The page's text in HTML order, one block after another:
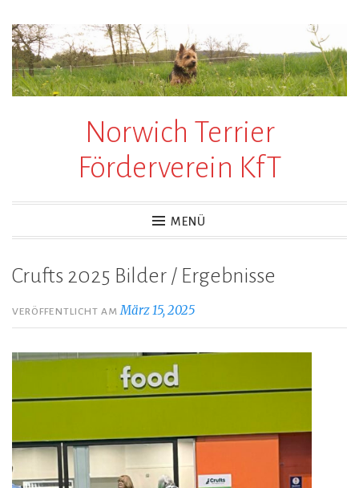
Zum
Inhalt
springen
Norwich Terrier
Förderverein KfT
MENÜ
Crufts 2025 Bilder / Ergebnisse
VERÖFFENTLICHT AMMärz 15, 2025